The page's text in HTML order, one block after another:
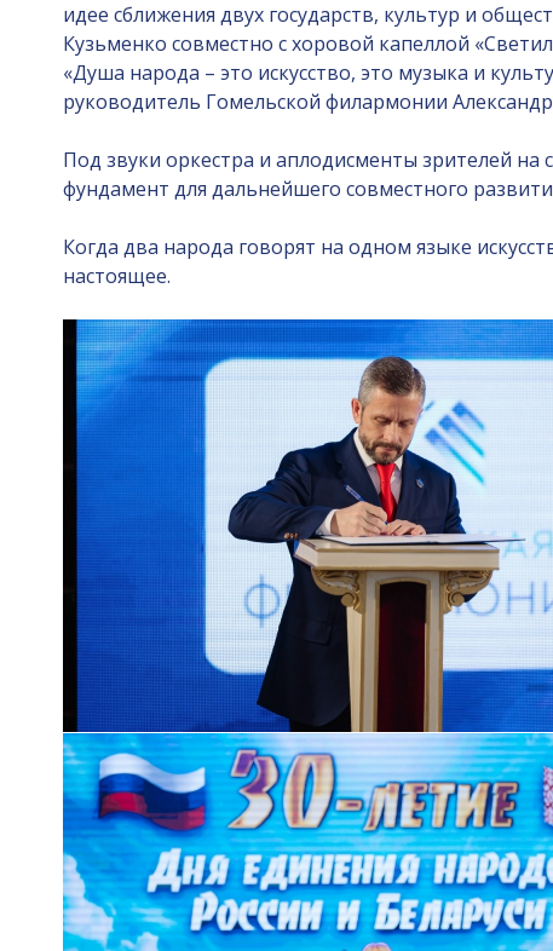
идее сближения двух государств, культур и
Кузьменко совместно с хоровой капеллой
«Душа народа – это искусство, это музыка и
руководитель Гомельской филармонии
Под звуки оркестра и аплодисменты зрителей
фундамент для дальнейшего совместного
Когда два народа говорят на одном языке
настоящее.